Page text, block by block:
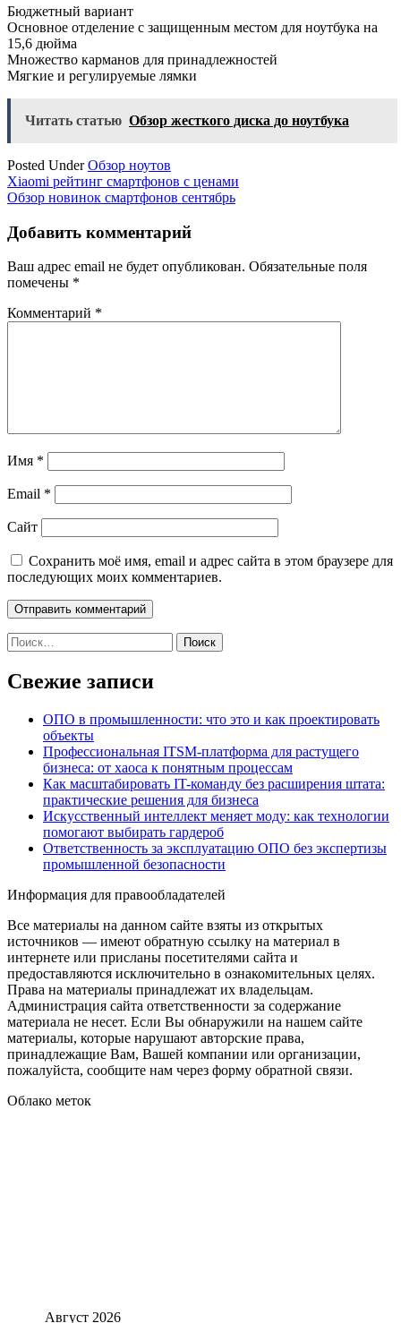
Бюджетный вариант
Основное отделение с защищенным местом для ноутбука на
15,6 дюйма
Множество карманов для принадлежностей
Мягкие и регулируемые лямки
Читать статью Обзор жесткого диска до ноутбука
Posted UnderОбзор ноутов
Навигация
по
записям
Xiaomi рейтинг смартфонов с ценами
Обзор новинок смартфонов сентябрь
Добавить комментарий
Ваш адрес email не будет опубликован. Обязательные поля
помечены *
Комментарий *
Имя *
Email *
Сайт
Сохранить моё имя, email и адрес сайта в этом браузере для
последующих моих комментариев.
Найти:
Свежие записи
ОПО в промышленности: что это и как проектировать
объекты
Профессиональная ITSM-платформа для растущего
бизнеса: от хаоса к понятным процессам
Как масштабировать IT-команду без расширения штата:
практические решения для бизнеса
Искусственный интеллект меняет моду: как технологии
помогают выбирать гардероб
Ответственность за эксплуатацию ОПО без экспертизы
промышленной безопасности
Информация для правообладателей
Все материалы на данном сайте взяты из открытых
источников — имеют обратную ссылку на материал в
интернете или присланы посетителями сайта и
предоставляются исключительно в ознакомительных целях.
Права на материалы принадлежат их владельцам.
Администрация сайта ответственности за содержание
материала не несет. Если Вы обнаружили на нашем сайте
материалы, которые нарушают авторские права,
принадлежащие Вам, Вашей компании или организации,
пожалуйста, сообщите нам через форму обратной связи.
Облако меток
Август 2026